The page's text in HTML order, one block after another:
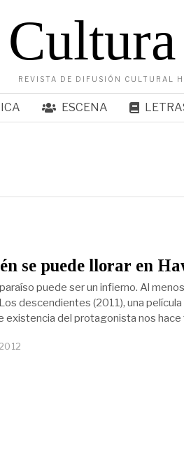
REVISTA DE DIFUSIÓN CULTURAL
ESCENA
se puede llorar en
puede ser un infierno. Al
descendientes (2011), una
existencia del protagonista nos